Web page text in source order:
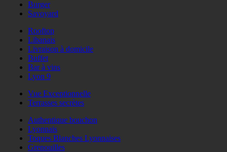
Burger
Savoyard
Rooftop
Libanais
Livraison à domicile
Buffet
Bar à vins
Lyon 9
Vue Exceptionnelle
Terrasses secrètes
Authentique bouchon
Lyonnais
Toques Blanches Lyonnaises
Grenouilles